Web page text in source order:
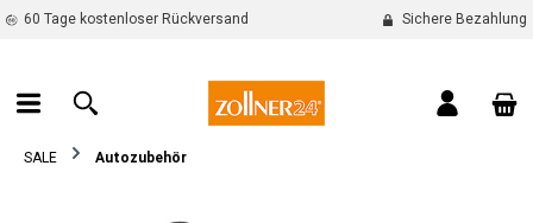
springen
60 Tage kostenloser Rückversand Sichere Bezahlung
SALE Autozubehör